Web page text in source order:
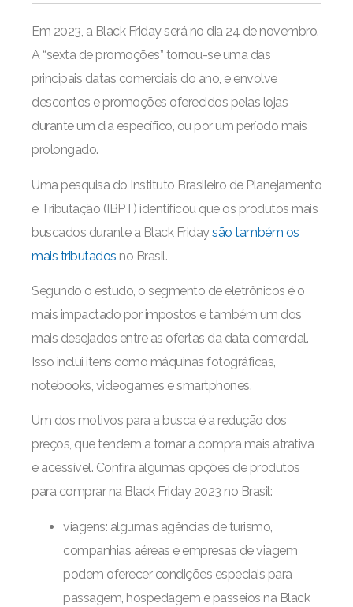
Em 2023, a Black Friday será no dia 24 de novembro.
A “sexta de promoções” tornou-se uma das
principais datas comerciais do ano, e envolve
descontos e promoções oferecidos pelas lojas
durante um dia específico, ou por um período mais
prolongado.
Uma pesquisa do Instituto Brasileiro de Planejamento
e Tributação (IBPT) identificou que os produtos mais
buscados durante a Black Fridaysão também os
mais tributados no Brasil.
Segundo o estudo, o segmento de eletrônicos é o
mais impactado por impostos e também um dos
mais desejados entre as ofertas da data comercial.
Isso inclui itens como máquinas fotográficas,
notebooks, videogames e smartphones.
Um dos motivos para a busca é a redução dos
preços, que tendem a tornar a compra mais atrativa
e acessível. Confira algumas opções de produtos
para comprar na Black Friday 2023 no Brasil:
viagens: algumas agências de turismo,
companhias aéreas e empresas de viagem
podem oferecer condições especiais para
passagem, hospedagem e passeios na Black